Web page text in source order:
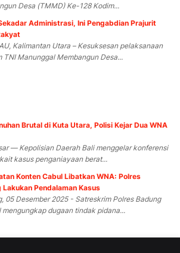
Desa (TMMD) Ke-128 Kodim...
Administrasi, Ini Pengabdian Prajurit
Kalimantan Utara – Kesuksesan pelaksanaan
TNI Manunggal Membangun Desa...
Brutal di Kuta Utara, Polisi Kejar Dua WNA
— Kepolisian Daerah Bali menggelar konferensi
kasus penganiayaan berat...
Konten Cabul Libatkan WNA: Polres
Lakukan Pendalaman Kasus
05 Desember 2025 - Satreskrim Polres Badung
mengungkap dugaan tindak pidana...